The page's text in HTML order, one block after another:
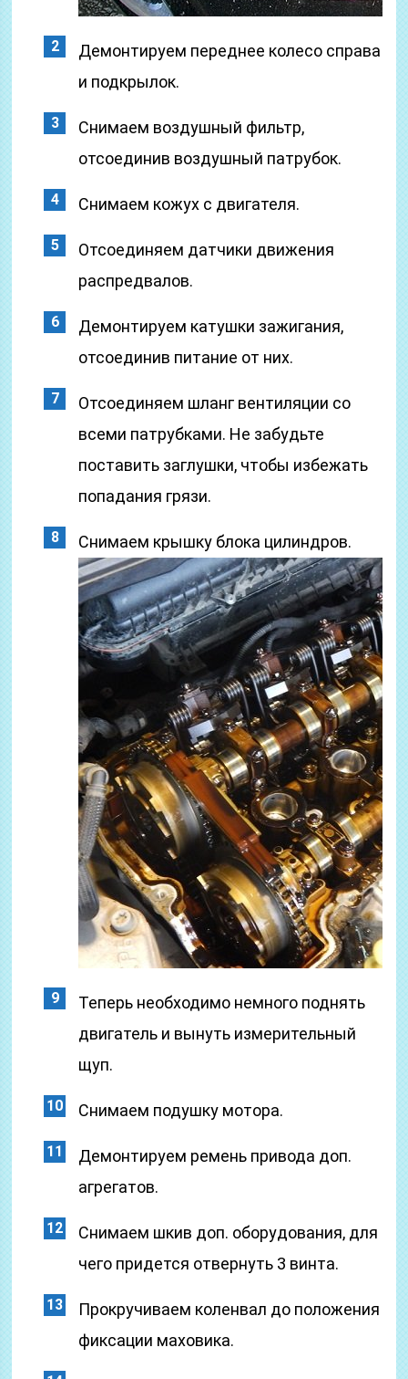
Демонтируем переднее колесо справа
и подкрылок.
Снимаем воздушный фильтр,
отсоединив воздушный патрубок.
Снимаем кожух с двигателя.
Отсоединяем датчики движения
распредвалов.
Демонтируем катушки зажигания,
отсоединив питание от них.
Отсоединяем шланг вентиляции со
всеми патрубками. Не забудьте
поставить заглушки, чтобы избежать
попадания грязи.
Снимаем крышку блока цилиндров.
Теперь необходимо немного поднять
двигатель и вынуть измерительный
щуп.
Снимаем подушку мотора.
Демонтируем ремень привода доп.
агрегатов.
Снимаем шкив доп. оборудования, для
чего придется отвернуть 3 винта.
Прокручиваем коленвал до положения
фиксации маховика.